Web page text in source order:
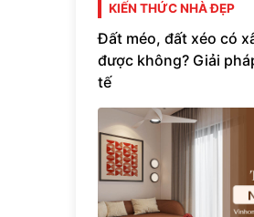
KIẾN THỨC NHÀ ĐẸP
Đất méo, đất xéo có
được không? Giải
tế